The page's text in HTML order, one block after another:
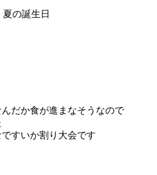
夏の誕生日
だか食が進まなそうなので
すいか割り大会です